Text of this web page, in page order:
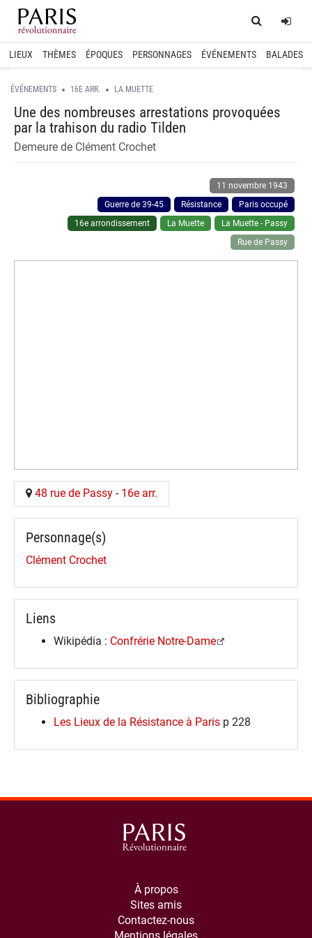
Home
LIEUX THÈMES ÉPOQUES PERSONNAGES ÉVÉNEMENTS BALADES
ÉVÉNEMENTS 16E ARR. LA MUETTE
Une des nombreuses arrestations provoquées
par la trahison du radio Tilden
Demeure de Clément Crochet
11 novembre 1943
Guerre de 39-45
Résistance
Paris occupé
16e arrondissement
La Muette
La Muette - Passy
Rue de Passy
48 rue de Passy - 16e arr.
Personnage(s)
Clément Crochet
Liens
Wikipédia : Confrérie Notre-Dame
Bibliographie
Les Lieux de la Résistance à Paris p 228
À propos
Sites amis
Contactez-nous